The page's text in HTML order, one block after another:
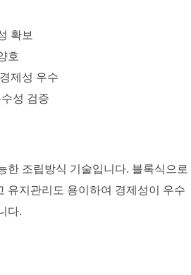
확보
호
제성 우수
성 검증
한 조립방식 기술입니다. 블록식으로
유지관리도 용이하여 경제성이 우수
다.